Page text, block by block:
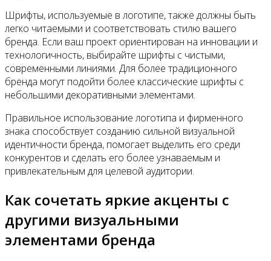
Шрифты, используемые в логотипе, также должны быть
легко читаемыми и соответствовать стилю вашего
бренда. Если ваш проект ориентирован на инновации и
технологичность, выбирайте шрифты с чистыми,
современными линиями. Для более традиционного
бренда могут подойти более классические шрифты с
небольшими декоративными элементами.
Правильное использование логотипа и фирменного
знака способствует созданию сильной визуальной
идентичности бренда, помогает выделить его среди
конкурентов и сделать его более узнаваемым и
привлекательным для целевой аудитории.
Как сочетать яркие акценты с
другими визуальными
элементами бренда